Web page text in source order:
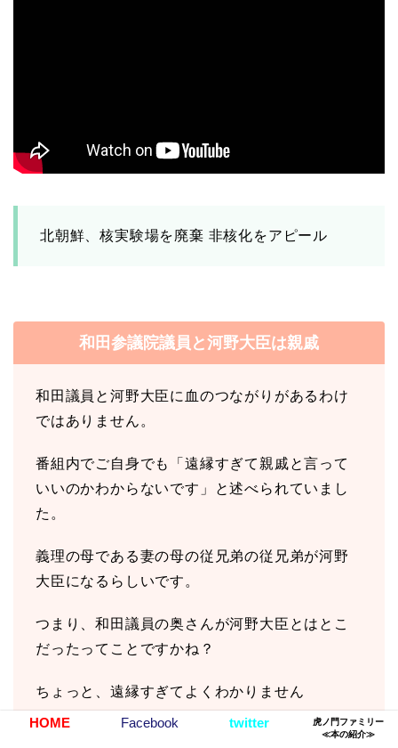
北朝鮮、核実験場を廃棄 非核化をアピール
和田参議院議員と河野大臣は親戚
和田議員と河野大臣に血のつながりがあるわけ
ではありません。
番組内でご自身でも「遠縁すぎて親戚と言って
いいのかわからないです」と述べられていまし
た。
義理の母である妻の母の従兄弟の従兄弟が河野
大臣になるらしいです。
つまり、和田議員の奥さんが河野大臣とはとこ
だったってことですかね？
ちょっと、遠縁すぎてよくわかりません
ね・・・。
HOME Facebook twitter
虎ノ門ファミリー
≪本の紹介≫